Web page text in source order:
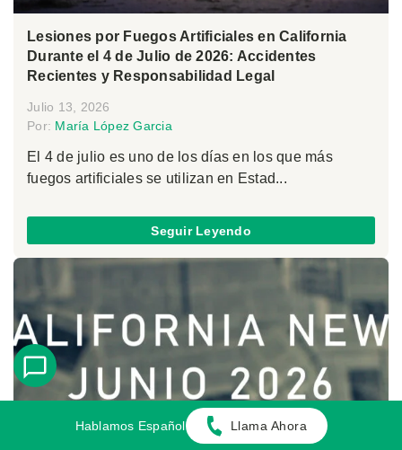
Lesiones por Fuegos Artificiales en California
Durante el 4 de Julio de 2026: Accidentes
Recientes y Responsabilidad Legal
Julio 13, 2026
Por: María López Garcia
El 4 de julio es uno de los días en los que más
fuegos artificiales se utilizan en Estad...
Seguir Leyendo
Hablamos Español Llama Ahora